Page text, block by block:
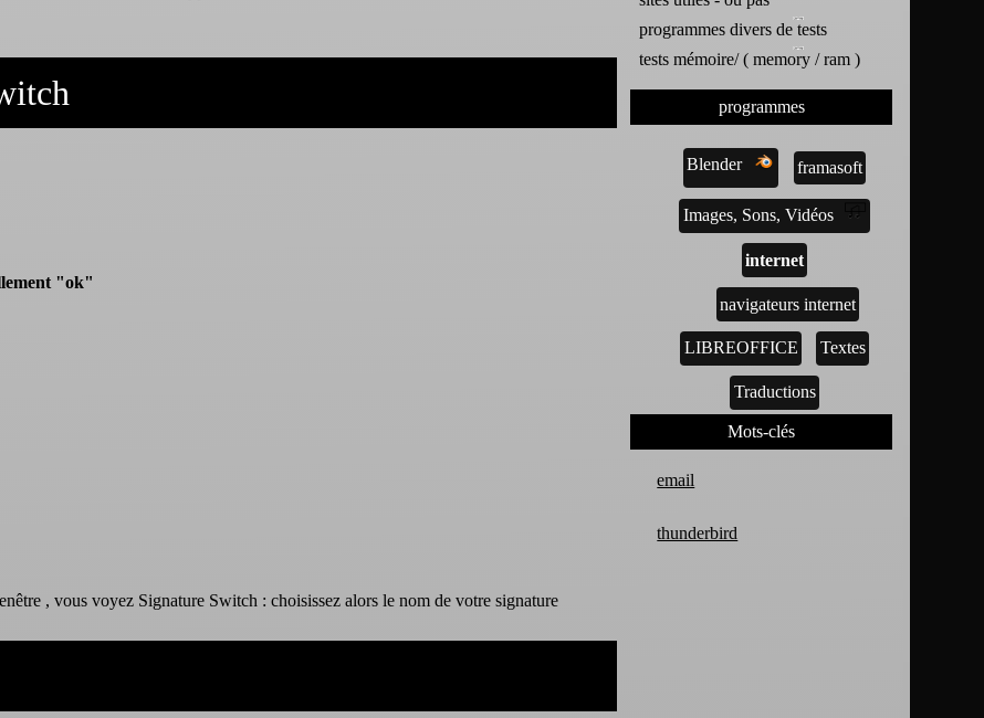
"ok"
, vous voyez Signature Switch : choisissez alors le nom de votre signature
programmes divers de tests
tests mémoire/ ( memory / ram )
programmes
Blender framasoft
Images, Sons, Vidéos
internet
navigateurs internet
LIBREOFFICE Textes
Traductions
Mots-clés
email
thunderbird